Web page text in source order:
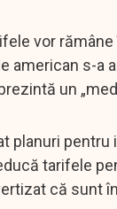
vor
american s-a
un
planuri
tarifele
că